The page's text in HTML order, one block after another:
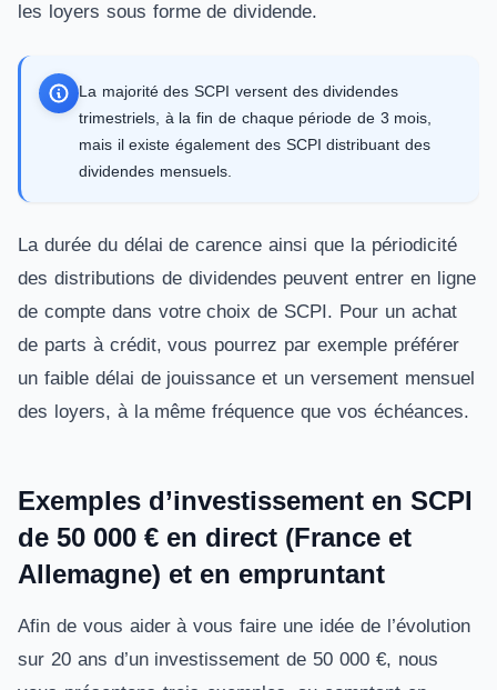
les loyers sous forme de dividende.
La majorité des SCPI versent des dividendes
trimestriels, à la fin de chaque période de 3 mois,
mais il existe également des SCPI distribuant des
dividendes mensuels.
La durée du délai de carence ainsi que la périodicité
des distributions de dividendes peuvent entrer en ligne
de compte dans votre choix de SCPI. Pour un achat
de parts à crédit, vous pourrez par exemple préférer
un faible délai de jouissance et un versement mensuel
des loyers, à la même fréquence que vos échéances.
Exemples d’investissement en SCPI
de 50 000 € en direct (France et
Allemagne) et en empruntant
Afin de vous aider à vous faire une idée de l’évolution
sur 20 ans d’un investissement de 50 000 €, nous